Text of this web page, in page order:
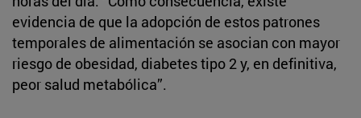
evidencia de que la adopción de estos patrones
temporales de alimentación se asocian con mayor
riesgo de obesidad, diabetes tipo 2 y, en definitiva,
peor salud metabólica”.